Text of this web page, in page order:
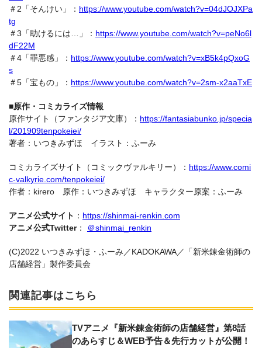
＃2「そんけい」： https://www.youtube.com/watch?v=04dJOJXPa
tg
＃3「助けるには…」： https://www.youtube.com/watch?v=peNo6l
dF22M
＃4「罪悪感」： https://www.youtube.com/watch?v=xB5k4pQxoG
s
＃5「宝もの」： https://www.youtube.com/watch?v=2sm-x2aaTxE
■原作・コミカライズ情報
原作サイト（ファンタジア文庫）： https://fantasiabunko.jp/specia
l/201909tenpokeiei/
著者：いつきみずほ イラスト：ふーみ
コミカライズサイト（コミックヴァルキリー）： https://www.comi
c-valkyrie.com/tenpokeiei/
作者：kirero 原作：いつきみずほ キャラクター原案：ふーみ
アニメ公式サイト ： https://shinmai-renkin.com
アニメ公式Twitter： ＠shinmai_renkin
(C)2022 いつきみずほ・ふーみ／KADOKAWA／「新米錬金術師の
店舗経営」製作委員会
関連記事はこちら
TVアニメ『新米錬金術師の店舗経営』第8話
のあらすじ＆WEB予告＆先行カットが公開！